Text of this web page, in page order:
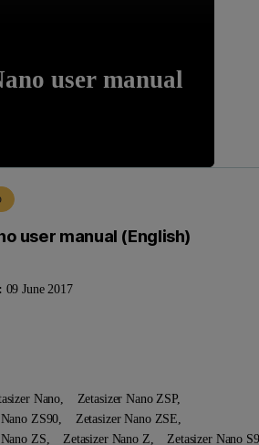
user manual
user manual (English)
09 June 2017
Nano,
Zetasizer Nano ZSP,
ZS90,
Zetasizer Nano ZSE,
Nano ZS,
Zetasizer Nano Z,
Zetasizer Nano